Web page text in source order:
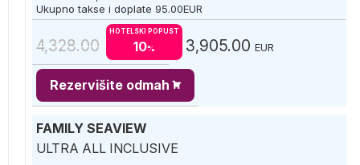
Ukupno takse i doplate 95.00EUR
4,328.00
HOTELSKI POPUST
10% 3,905.00 EUR
Rezervišite odmah
FAMILY SEAVIEW
ULTRA ALL INCLUSIVE